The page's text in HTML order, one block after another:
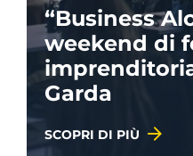
“Business
weekend di
Garda
SCOPRI DI PIÙ